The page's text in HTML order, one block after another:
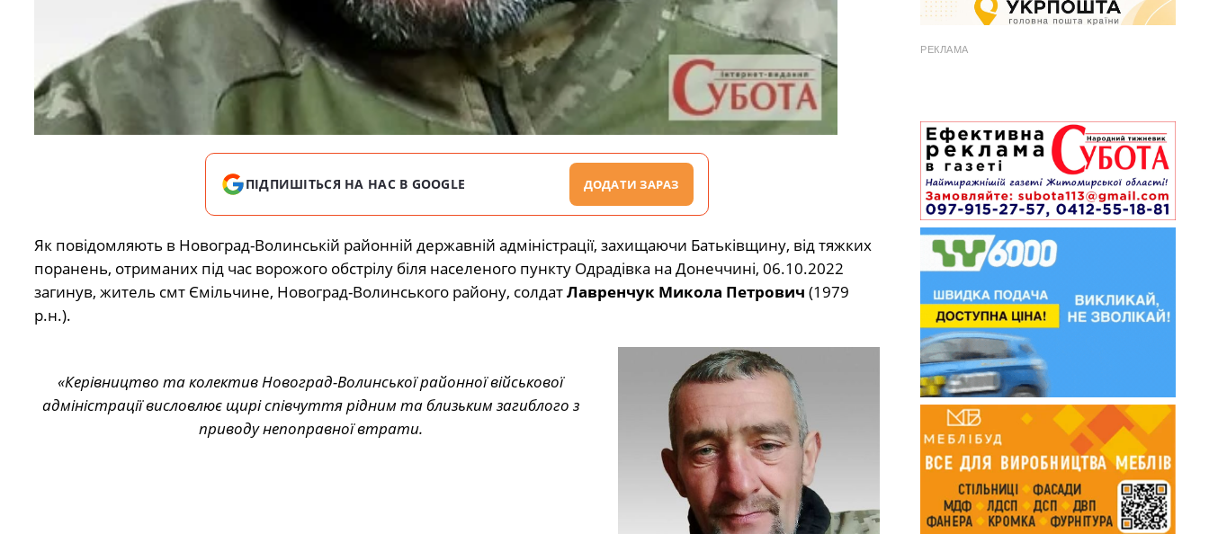
ПІДПИШІТЬСЯ НА НАС В GOOGLE ДОДАТИ ЗАРАЗ
Як повідомляють в Новоград-Волинській районній державній адміністрації, захищаючи Батьківщину, від тяжких
поранень, отриманих під час ворожого обстрілу біля населеного пункту Одрадівка на Донеччині, 06.10.2022
загинув, житель смт Ємільчине, Новоград-Волинського району, солдатЛавренчук Микола Петрович (1979
р.н.).
«Керівництво та колектив Новоград-Волинської районної військової
адміністрації висловлює щирі співчуття рідним та близьким загиблого з
приводу непоправної втрати.
РЕКЛАМА